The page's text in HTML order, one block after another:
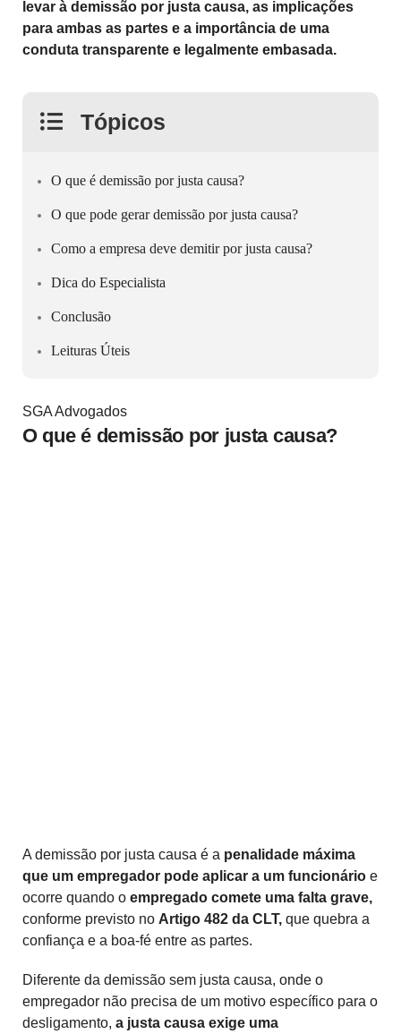
levar à demissão por justa causa, as implicações
para ambas as partes e a importância de uma
conduta transparente e legalmente embasada.
Tópicos
O que é demissão por justa causa?
O que pode gerar demissão por justa causa?
Como a empresa deve demitir por justa causa?
Dica do Especialista
Conclusão
Leituras Úteis
SGA Advogados
O que é demissão por justa causa?
A demissão por justa causa é a penalidade máxima
que um empregador pode aplicar a um funcionário e
ocorre quando o empregado comete uma falta grave,
conforme previsto no Artigo 482 da CLT, que quebra a
confiança e a boa-fé entre as partes.
Diferente da demissão sem justa causa, onde o
empregador não precisa de um motivo específico para o
desligamento, a justa causa exige uma